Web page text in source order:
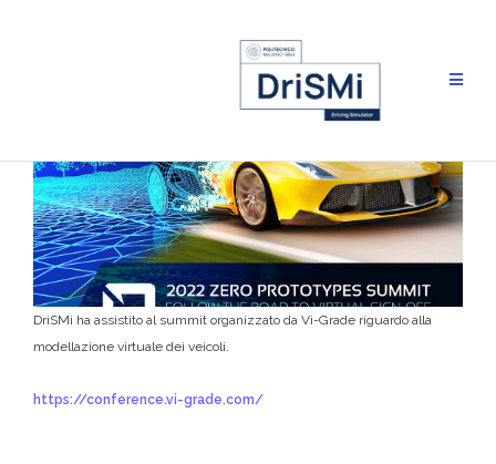
DriSMi ha assistito al summit organizzato da Vi-Grade riguardo alla
modellazione virtuale dei veicoli.
https://conference.vi-grade.com/